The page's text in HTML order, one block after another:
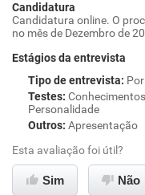
Candidatura
Candidatura online. O
no mês de Dezembro de
Estágios da entrevista
Tipo de entrevista:
Testes:
Personalidade
Outros: Apresentação
Esta avaliação foi útil?
Sim Não